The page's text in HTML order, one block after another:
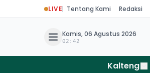
LIVE Tentang Kami Redaksi
Kamis, 06 Agustus 2026
02:42
Kalteng